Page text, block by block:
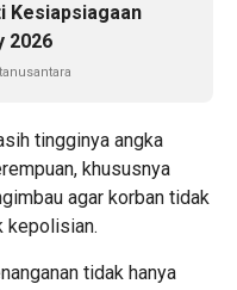
Kesiapsiagaan
2026
tingginya angka
khususnya
agar korban tidak
kepolisian.
tidak hanya